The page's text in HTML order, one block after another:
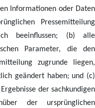
Informationen oder Daten
Pressemitteilung
beeinflussen; (b) alle
Parameter, die den
zugrunde liegen,
geändert haben; und (c)
der sachkundigen
der ursprünglichen